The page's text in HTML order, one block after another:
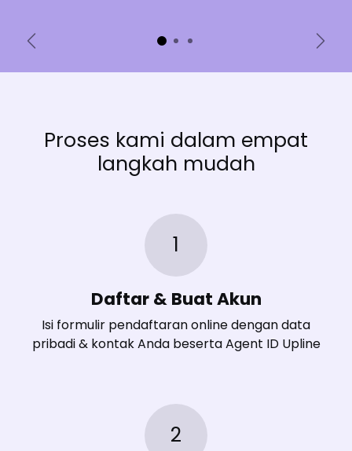
Sebelumnya
Proses kami dalam empat
langkah mudah
1
Daftar & Buat Akun
Isi formulir pendaftaran online dengan data
pribadi & kontak Anda beserta Agent ID Upline
2